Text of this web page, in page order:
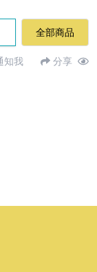
全部商品
知我 分享